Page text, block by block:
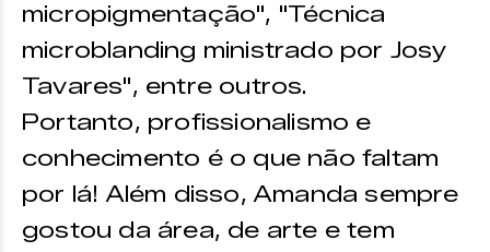
micropigmentação", "Técnica
microblanding ministrado por Josy
Tavares", entre outros.
Portanto, profissionalismo e
conhecimento é o que não faltam
por lá! Além disso, Amanda sempre
gostou da área, de arte e tem